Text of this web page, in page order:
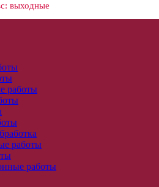
выходные
работы
работы
работы